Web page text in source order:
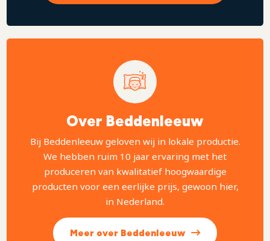
Over Beddenleeuw
Bij Beddenleeuw geloven wij in lokale productie.
We hebben ruim 10 jaar ervaring met het
produceren van kwalitatief hoogwaardige
producten voor een eerlijke prijs, gewoon hier,
in Nederland.
Meer over Beddenleeuw